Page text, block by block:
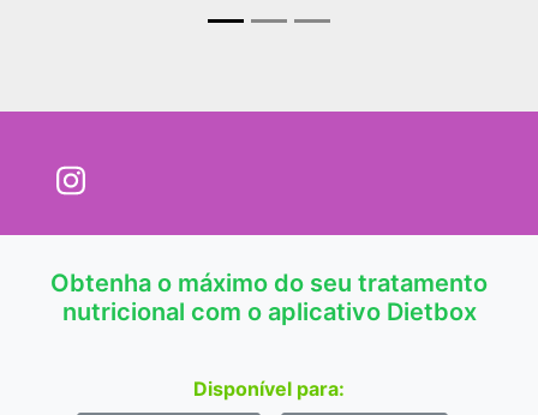
Obtenha o máximo do seu tratamento
nutricional com o aplicativo Dietbox
Disponível para: